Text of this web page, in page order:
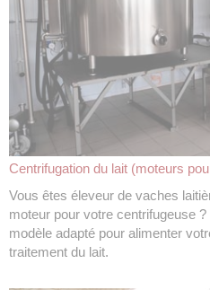
Centrifugation du lait (moteurs
Vous êtes éleveur de vaches
moteur pour votre centrifugeuse
modèle adapté pour alimenter
traitement du lait.